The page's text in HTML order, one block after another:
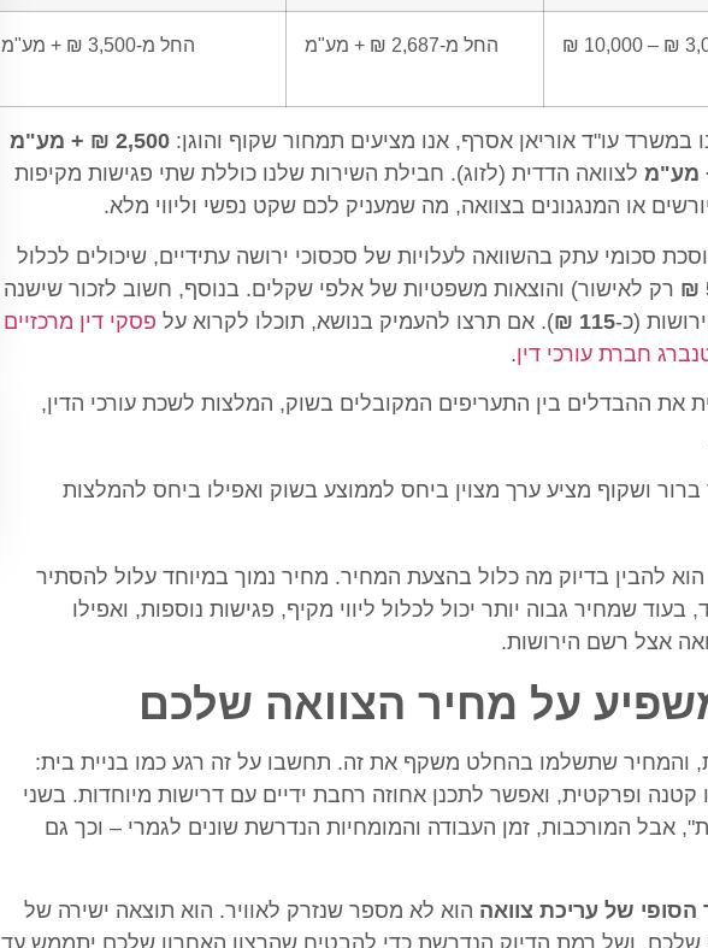
3,000 ₪ החל מ-2,687 ₪ + מע"מ החל מ-3,500 ₪ + מע"מ
עו"ד אוריאן אסרף, אנו מציעים תמחור שקוף והוגן: 2,500 ₪ + מע"מ
לצוואה הדדית (לזוג). חבילת השירות שלנו כוללת שתי פגישות מקיפות
או המנגנונים בצוואה, מה שמעניק לכם שקט נפשי וליווי מלא.
סכומי עתק בהשוואה לעלויות של סכסוכי ירושה עתידיים, שיכולים לכלול
רק לאישור) והוצאות משפטיות של אלפי שקלים. בנוסף, חשוב לזכור שישנה
(כ-115 ₪ ). אם תרצו להעמיק בנושא, תוכלו לקרוא על פסקי דין מרכזיים
חברת עורכי דין.
את ההבדלים בין התעריפים המקובלים בשוק, המלצות לשכת עורכי הדין,
ושקוף מציע ערך מצוין ביחס לממוצע בשוק ואפילו ביחס להמלצות
להבין בדיוק מה כלול בהצעת המחיר. מחיר נמוך במיוחד עלול להסתיר
שמחיר גבוה יותר יכול לכלול ליווי מקיף, פגישות נוספות, ואפילו
אצל רשם הירושות.
על מחיר הצוואה שלכם
והמחיר שתשלמו בהחלט משקף את זה. תחשבו על זה רגע כמו בניית בית:
קטנה ופרקטית, ואפשר לתכנן אחוזה רחבת ידיים עם דרישות מיוחדות. בשני
אבל המורכבות, זמן העבודה והמומחיות הנדרשת שונים לגמרי – וכך גם
הסופי של עריכת צוואה הוא לא מספר שנזרק לאוויר. הוא תוצאה ישירה של
ושל רמת הדיוק הנדרשת כדי להבטיח שהרצון האחרון שלכם יתממש עד